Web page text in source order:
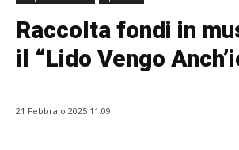
Raccolta fondi in
il “Lido Vengo
21 Febbraio 2025 11:09